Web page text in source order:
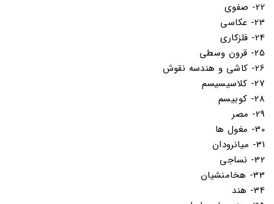
22- صفوی
23- عکاسی
24- فلزکاری
25- قرون وسطی
26- کاشی و هندسه نقوش
27- کلاسیسیسم
28- کوبیسم
29- مصر
30- مغول ها
31- میانرودان
32- نساجی
33- هخامنشیان
34- هند